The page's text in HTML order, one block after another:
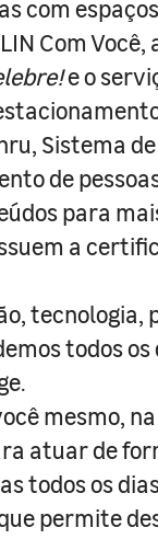
com
Com
e o
Sistema
de
para
a
tecnologia,
todos
mesmo,
atuar de
todos os
permite